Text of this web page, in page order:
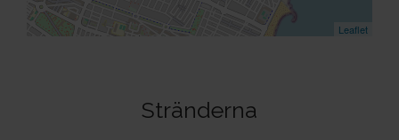
Leaflet
Stränderna